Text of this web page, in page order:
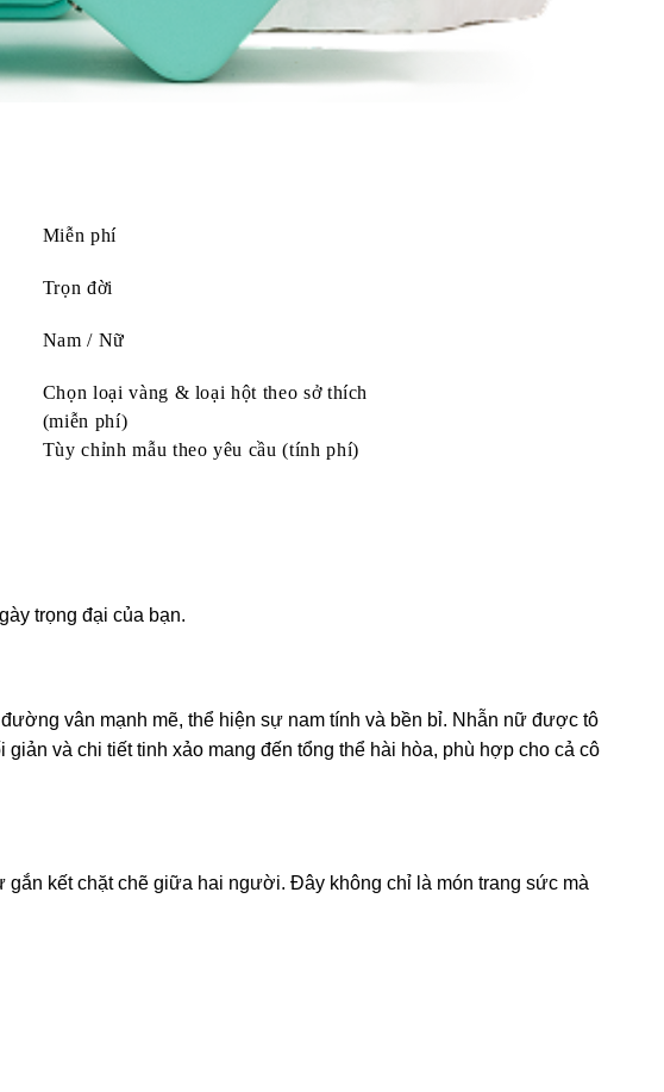
Miễn phí
Trọn đời
Nam / Nữ
Chọn loại vàng & loại hột theo sở thích
(miễn phí)
Tùy chỉnh mẫu theo yêu cầu (tính phí)
trọng đại của bạn.
vân mạnh mẽ, thể hiện sự nam tính và bền bỉ. Nhẫn nữ được tô
và chi tiết tinh xảo mang đến tổng thể hài hòa, phù hợp cho cả cô
kết chặt chẽ giữa hai người. Đây không chỉ là món trang sức mà